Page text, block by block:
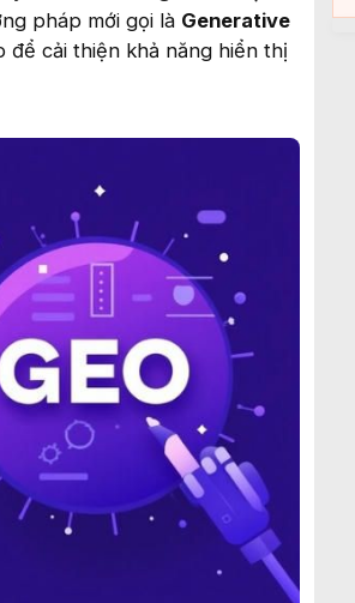
pháp mới gọi là Generative
để cải thiện khả năng hiển thị